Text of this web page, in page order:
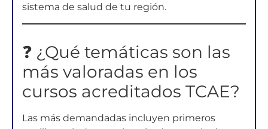
sistema de salud de tu región.
❓ ¿Qué temáticas son las
más valoradas en los
cursos acreditados TCAE?
Las más demandadas incluyen primeros